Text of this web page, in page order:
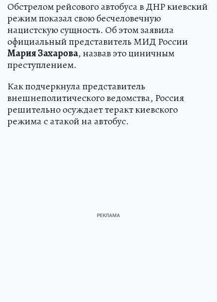
Обстрелом рейсового автобуса в ДНР киевский
режим показал свою бесчеловечную
нацистскую сущность. Об этом заявила
официальный представитель МИД России
Мария Захарова, назвав это циничным
преступлением.
Как подчеркнула представитель
внешнеполитического ведомства, Россия
решительно осуждает теракт киевского
режима с атакой на автобус.